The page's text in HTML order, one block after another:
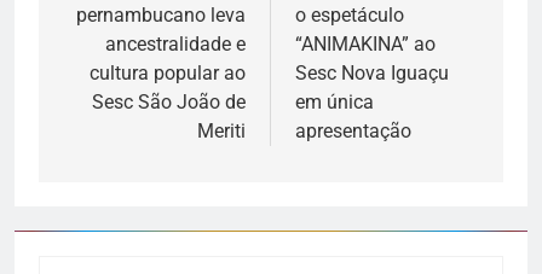
pernambucano leva
ancestralidade e
cultura popular ao
Sesc São João de
Meriti
o espetáculo
“ANIMAKINA” ao
Sesc Nova Iguaçu
em única
apresentação